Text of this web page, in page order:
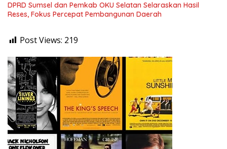
DPRD Sumsel dan Pemkab OKU Selatan Selaraskan Hasil
Reses, Fokus Percepat Pembangunan Daerah
Post Views: 219